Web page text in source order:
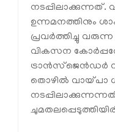
നടപ്പിലാക്കുന്നത്.
ഉന്നമനത്തിനും
പ്രവര്‍ത്തിച്ചു
വികസന
ട്രാന്‍സ്‌ജെന്‍ഡര്‍
തൊഴില്‍ വായ്പാ